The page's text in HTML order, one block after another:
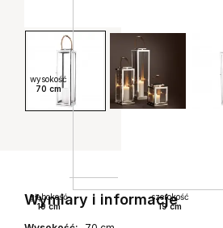
Wymiary i informacje
wysokość
70 cm
szerokość
19 cm
głębokość
19 cm